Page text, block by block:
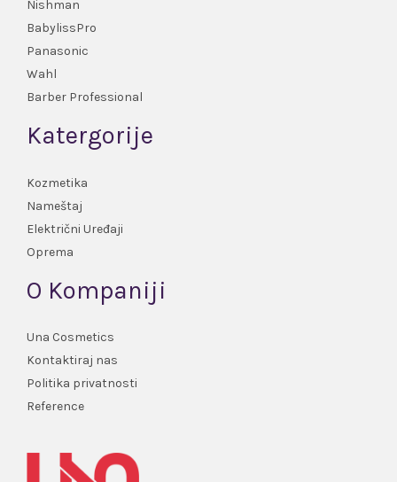
Nishman
BabylissPro
Panasonic
Wahl
Barber Professional
Katergorije
Kozmetika
Nameštaj
Električni Uređaji
Oprema
O Kompaniji
Una Cosmetics
Kontaktiraj nas
Politika privatnosti
Reference